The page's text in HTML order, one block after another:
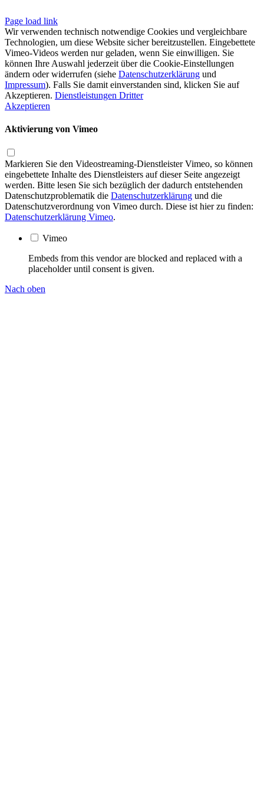
Page load link
Wir verwenden technisch notwendige Cookies und vergleichbare
Technologien, um diese Website sicher bereitzustellen. Eingebettete
Vimeo-Videos werden nur geladen, wenn Sie einwilligen. Sie
können Ihre Auswahl jederzeit über die Cookie-Einstellungen
ändern oder widerrufen (siehe Datenschutzerklärung und
Impressum). Falls Sie damit einverstanden sind, klicken Sie auf
Akzeptieren. Dienstleistungen Dritter
Akzeptieren
Aktivierung von Vimeo
Markieren Sie den Videostreaming-Dienstleister Vimeo, so können
eingebettete Inhalte des Dienstleisters auf dieser Seite angezeigt
werden. Bitte lesen Sie sich bezüglich der dadurch entstehenden
Datenschutzproblematik die Datenschutzerklärung und die
Datenschutzverordnung von Vimeo durch. Diese ist hier zu finden:
Datenschutzerklärung Vimeo.
Vimeo
Embeds from this vendor are blocked and replaced with a
placeholder until consent is given.
Nach oben